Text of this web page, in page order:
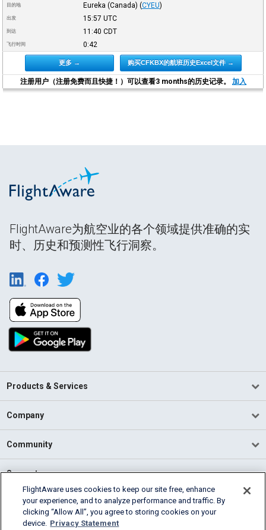
目的地 Eureka (Canada) (CYEU)
出发 15:57 UTC
到达 11:40 CDT
飞行时间 0:42
更多 → 购买CFKBX的航班历史Excel文件 →
注册用户（注册免费而且快捷！）可以查看3 months的历史记录。 加入
FlightAware为航空业的各个领域提供准确的实
时、历史和预测性飞行洞察。
Products & Services
Company
Community
Support
English (USA)
2026 FlightAware
FlightAware uses cookies to keep our site free, enhance
your experience, and to analyze performance and traffic. By
clicking “Allow All”, you agree to storing cookies on your
device. Privacy Statement